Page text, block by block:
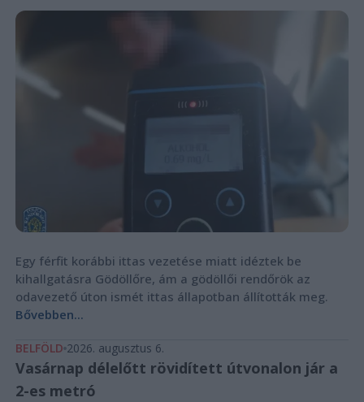
Egy férfit korábbi ittas vezetése miatt idéztek be
kihallgatásra Gödöllőre, ám a gödöllői rendőrök az
odavezető úton ismét ittas állapotban állították meg.
Bővebben...
BELFÖLD 2026. augusztus 6.
Vasárnap délelőtt rövidített útvonalon jár a
2-es metró